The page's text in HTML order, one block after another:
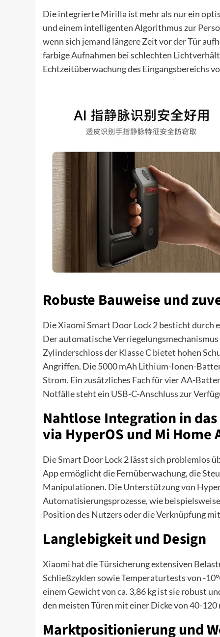
Die integrierte Mirilla ist mehr als nur ein
und einem intelligenten Algorithmus zur
wenn sich jemand längere Zeit vor der Tür
farbige Aufnahmen bei schlechten
Echtzeitüberwachung des Eingangsbereichs
Robuste Bauweise und
Die Xiaomi Smart Door Lock 2 besticht durch
Der automatische
Zylinderschloss der Klasse C bietet hohen
Angriffen. Die 5000 mAh Lithium-Ionen-
Strom. Ein zusätzliches Fach für vier AA-
Notfälle steht ein USB-C-Anschluss zur
Nahtlose Integration in
via HyperOS und Mi Home
Die Smart Door Lock 2 lässt sich problemlos
App ermöglicht die Fernüberwachung, die
Manipulationen. Die Unterstützung von
Automatisierungsprozesse, wie
Position des Nutzers oder die Verknüpfung
Langlebigkeit und Design
Xiaomi hat die Türsicherung extensiven
Schließzyklen sowie Temperaturtests von -
einem Gewicht von ca. 3,86 kg ist sie robust
den meisten Türen mit einer Dicke von 40-120
Marktpositionierung und